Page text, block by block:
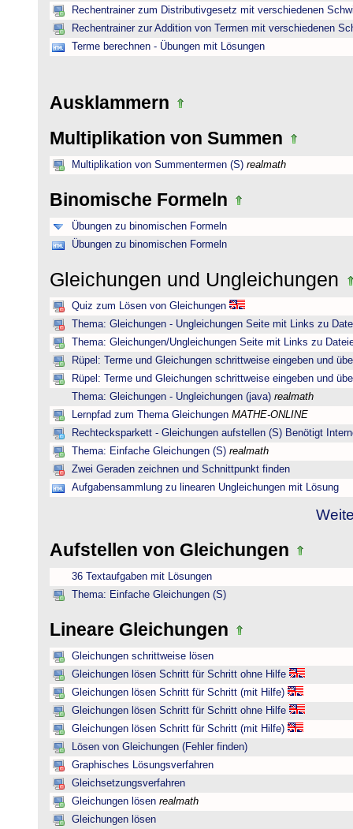
Rechentrainer zum Distributivgesetz mit verschiedenen
Rechentrainer zur Addition von Termen mit verschiedenen
Terme berechnen - Übungen mit Lösungen
Ausklammern
Multiplikation von Summen
Multiplikation von Summentermen (S) realmath
Binomische Formeln
Übungen zu binomischen Formeln
Übungen zu binomischen Formeln
Gleichungen und Ungleichungen
Quiz zum Lösen von Gleichungen
Thema: Gleichungen - Ungleichungen Seite mit Links zu
Thema: Gleichungen/Ungleichungen Seite mit Links zu
Rüpel: Terme und Gleichungen schrittweise eingeben und
Rüpel: Terme und Gleichungen schrittweise eingeben und
Thema: Gleichungen - Ungleichungen (java) realmath
Lernpfad zum Thema Gleichungen MATHE-ONLINE
Rechtecksparkett - Gleichungen aufstellen (S) Benötigt
Thema: Einfache Gleichungen (S) realmath
Zwei Geraden zeichnen und Schnittpunkt finden
Aufgabensammlung zu linearen Ungleichungen mit Lösung
Aufstellen von Gleichungen
36 Textaufgaben mit Lösungen
Thema: Einfache Gleichungen (S)
Lineare Gleichungen
Gleichungen schrittweise lösen
Gleichungen lösen Schritt für Schritt ohne Hilfe
Gleichungen lösen Schritt für Schritt (mit Hilfe)
Gleichungen lösen Schritt für Schritt ohne Hilfe
Gleichungen lösen Schritt für Schritt (mit Hilfe)
Lösen von Gleichungen (Fehler finden)
Graphisches Lösungsverfahren
Gleichsetzungsverfahren
Gleichungen lösen realmath
Gleichungen lösen